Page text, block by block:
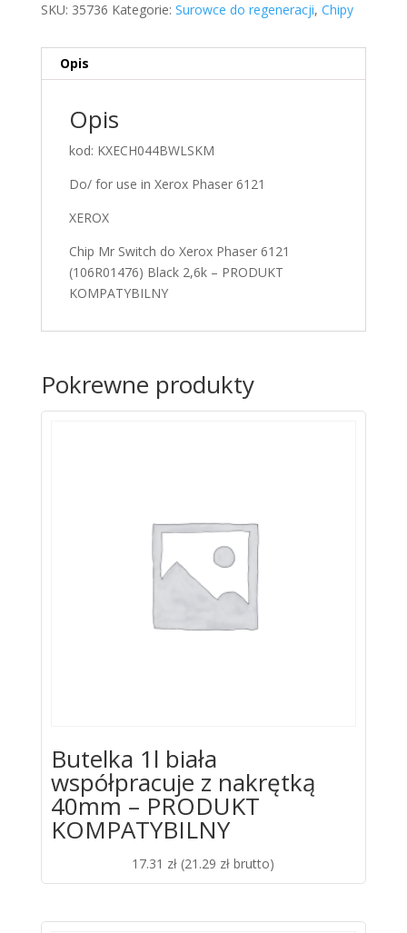
SKU: 35736 Kategorie: Surowce do regeneracji, Chipy
Opis
Opis
kod: KXECH044BWLSKM
Do/ for use in Xerox Phaser 6121
XEROX
Chip Mr Switch do Xerox Phaser 6121
(106R01476) Black 2,6k – PRODUKT
KOMPATYBILNY
Pokrewne produkty
Butelka 1l biała
współpracuje z nakrętką
40mm – PRODUKT
KOMPATYBILNY
17.31 zł (21.29 zł brutto)